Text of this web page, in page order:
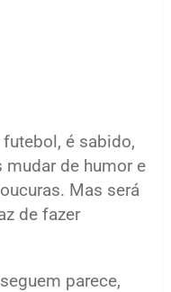
é sabido,
de humor e
Mas será
de fazer
parece,